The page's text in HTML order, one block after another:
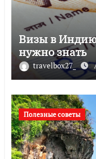
Визы в
нужно знать
travelbox27_
Полезные советы